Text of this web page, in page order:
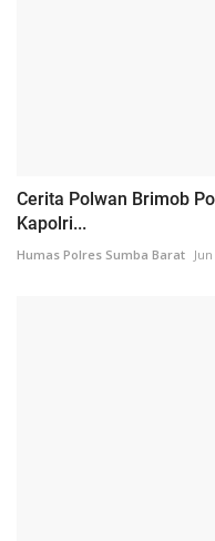
Cerita Polwan Brimob
Kapolri...
Humas Polres Sumba Barat